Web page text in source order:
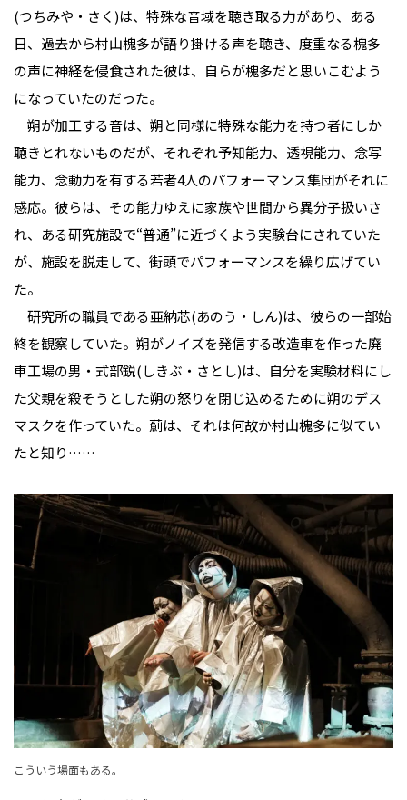
(つちみや・さく)は、特殊な音域を聴き取る力があり、ある
日、過去から村山槐多が語り掛ける声を聴き、度重なる槐多
の声に神経を侵食された彼は、自らが槐多だと思いこむよう
になっていたのだった。
朔が加工する音は、朔と同様に特殊な能力を持つ者にしか
聴きとれないものだが、それぞれ予知能力、透視能力、念写
能力、念動力を有する若者4人のパフォーマンス集団がそれに
感応。彼らは、その能力ゆえに家族や世間から異分子扱いさ
れ、ある研究施設で“普通”に近づくよう実験台にされていた
が、施設を脱走して、街頭でパフォーマンスを繰り広げてい
た。
研究所の職員である亜納芯(あのう・しん)は、彼らの一部始
終を観察していた。朔がノイズを発信する改造車を作った廃
車工場の男・式部鋭(しきぶ・さとし)は、自分を実験材料にし
た父親を殺そうとした朔の怒りを閉じ込めるために朔のデス
マスクを作っていた。薊は、それは何故か村山槐多に似てい
たと知り……
こういう場面もある。